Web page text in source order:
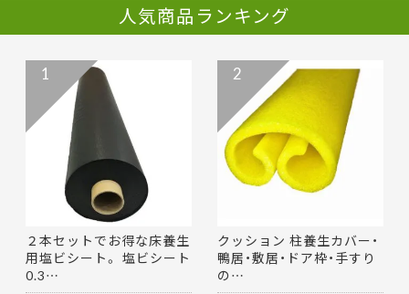
人気商品ランキング
２本セットでお得な床養生
用塩ビシート。 塩ビシート
0.3…
1
クッション 柱養生カバー・
鴨居・敷居・ドア枠・手すり
の…
2